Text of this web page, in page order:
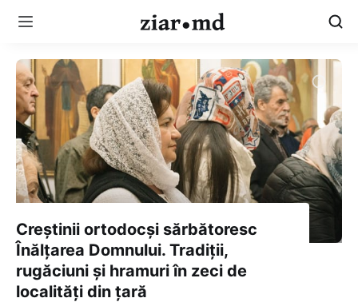
Creștinii ortodocși sărbătoresc
Înălțarea Domnului. Tradiții,
rugăciuni și hramuri în zeci de
localități din țară